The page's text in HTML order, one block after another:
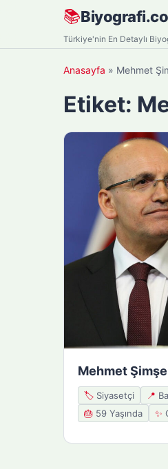
📚Biyografi.co
Türkiye'nin En Detaylı
Anasayfa » Mehmet
Etiket:
Mehmet
🏷️ Siyasetçi 📍
🎂 59 Yaşında ✨